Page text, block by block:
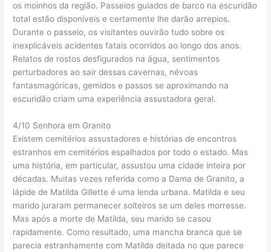
os moinhos da região. Passeios guiados de barco na escuridão
total estão disponíveis e certamente lhe darão arrepios.
Durante o passeio, os visitantes ouvirão tudo sobre os
inexplicáveis ​​acidentes fatais ocorridos ao longo dos anos.
Relatos de rostos desfigurados na água, sentimentos
perturbadores ao sair dessas cavernas, névoas
fantasmagóricas, gemidos e passos se aproximando na
escuridão criam uma experiência assustadora geral.
4/10 Senhora em Granito
Existem cemitérios assustadores e histórias de encontros
estranhos em cemitérios espalhados por todo o estado. Mas
uma história, em particular, assustou uma cidade inteira por
décadas. Muitas vezes referida como a Dama de Granito, a
lápide de Matilda Gillette é uma lenda urbana. Matilda e seu
marido juraram permanecer solteiros se um deles morresse.
Mas após a morte de Matilda, seu marido se casou
rapidamente. Como resultado, uma mancha branca que se
parecia estranhamente com Matilda deitada no que parece